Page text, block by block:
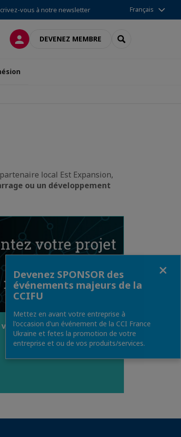
vous à notre newsletter Français
CONNEXIONDEVENEZ MEMBRE RECHERCHER
local Est Expansion,
ou un développement
votre projet
Devenez SPONSOR des
événements majeurs de la
CCIFU
Mettez en avant votre entreprise à
l'occasion d'un événement de la CCI France
Ukraine et fetes la promotion de votre
entreprise et ou de vos produits/services.